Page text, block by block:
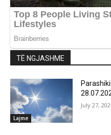
TË NGJASHME
Lajme
July 27,